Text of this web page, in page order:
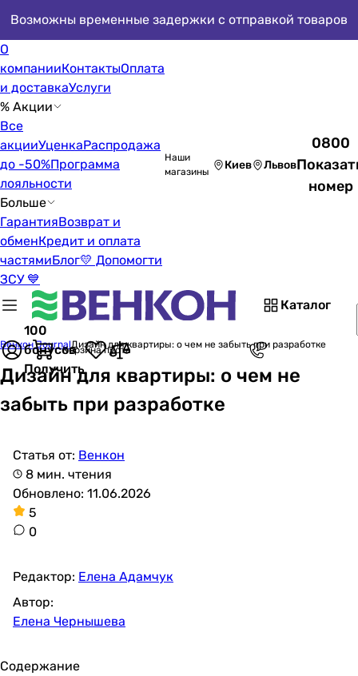
Возможны временные задержки с отправкой товаров
О
компанииКонтактыОплата
и доставкаУслуги
% Акции
Все
акцииУценкаРаспродажа
до -50%Программа
лояльности
Больше
ГарантияВозврат и
обменКредит и оплата
частямиБлог💛 Допомогти
ЗСУ 💙
Наши
магазины
Киев Львов
0800
номер
Каталог
100
бонусов
Получить
Корзина пуста
Венкон JournalДизайн для квартиры: о чем не забыть при разработке
Дизайн для квартиры: о чем не
забыть при разработке
Статья от: Венкон
8 мин. чтения
Обновлено: 11.06.2026
5
0
Редактор: Елена Адамчук
Автор:
Елена Чернышева
Содержание